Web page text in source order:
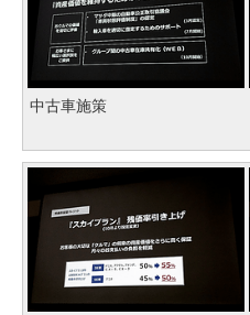
中古車施策